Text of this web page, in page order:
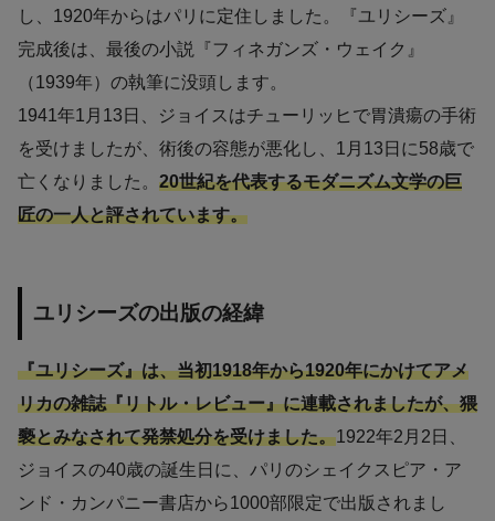
し、1920年からはパリに定住しました。『ユリシーズ』
完成後は、最後の小説『フィネガンズ・ウェイク』
（1939年）の執筆に没頭します。
1941年1月13日、ジョイスはチューリッヒで胃潰瘍の手術
を受けましたが、術後の容態が悪化し、1月13日に58歳で
亡くなりました。 20世紀を代表するモダニズム文学の巨
匠の一人と評されています。
ユリシーズの出版の経緯
『ユリシーズ』は、当初1918年から1920年にかけてアメ
リカの雑誌『リトル・レビュー』に連載されましたが、猥
褻とみなされて発禁処分を受けました。1922年2月2日、
ジョイスの40歳の誕生日に、パリのシェイクスピア・ア
ンド・カンパニー書店から1000部限定で出版されまし